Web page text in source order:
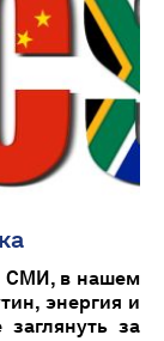
СМИ, в нашем
энергия и
за